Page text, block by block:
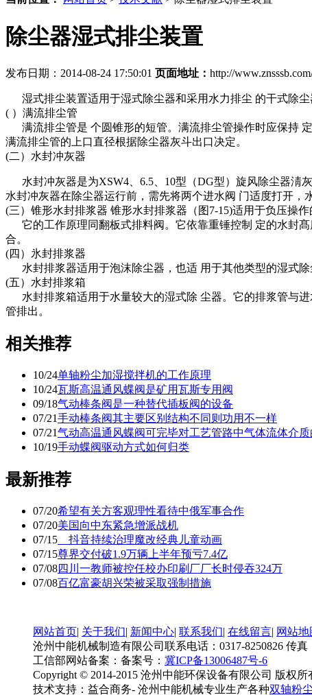
除尘器湿式排尘装置
发布日期：2014-08-24 17:50:01 页面地址： http://
湿式排尘装置适用于湿式除尘器和采用水力排尘 的干式除尘
( ）满流排尘管
满流排尘管是 个圆锥形的短管。满流排尘管操作时应保持
满流排尘管的上口直径根据除尘器灰斗出口决定。
(二）水封冲灰器
水封冲灰器是为XSW4、6.5、10型（DG型）旋风除尘器淸
水封冲灰器在除尘器运行前，需先将两个进水阀 门适度打开，
(三）锥形水封排浆器 锥形水封排浆器（图7-15)适用于负压操
它的工作原理同翻板式排料阀。它依靠重锤控制 定的水封髙
合。
(四）氷封排浆器
水封排浆器适用于泡沫除尘器，也适 用于其他类型的湿式除
(五）水封排浆箱
水封排浆箱适用于水量较大的湿式除 尘器。它的排浆管与进
管排出。
相关推荐
10/24单轴粉尘加湿搅拌机的工作原理
10/24瓦斯高温通风蝶阀是矿用瓦斯专用阀
09/18气动棒条阀是一种替代插板阀的设备
07/21手动棒条阀其主要区别结构不同则功用不一样
07/21气动高温通风蝶阀可完毕对工艺管路中气体流体介
10/19手动蝶阀驱动方式如何归类
最新推荐
07/20希望有关方客观理性看待中俄军事合作
07/20美国向中东紧急增派战机
07/15 抖音持续治理魔改经典儿童动画
07/15尊界交付破1.9万辆上半年预亏7.4亿
07/08四川一教师被控任校办印刷厂厂长时侵吞324万
07/08百亿富豪胡兴荣被采取强制措施
网站首页| 关于我们| 新闻中心| 联系我们| 在线留言| 网站地
沧州中能机械制造有限公司联系电话：0317-8250826 传真
工信部网站备案：备案号： 冀ICP备13006487号-6
Copyright © 2014-2015 沧州中能环保设备有限公司 版权所
技术支持：益合商务- 沧州中能机械专业生产各种双轴粉